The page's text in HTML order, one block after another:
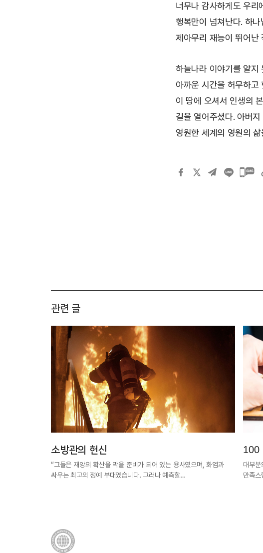
너무나 감사하게도 우리
행복만이 넘쳐난다. 하
제아무리 재능이 뛰어난
하늘나라 이야기를 알지
아까운 시간을 허무하고
이 땅에 오셔서 인생의
길을 열어주셨다. 아버
영원한 세계의 영원의
관련 글
소방관의 헌신
“그들은 재앙의 확산을 막을 준비가 되어 있는 용사였으며, 화염과
싸우는 최고의 정예 부대였습니다. 그러나 예측할…
100
대부
만족